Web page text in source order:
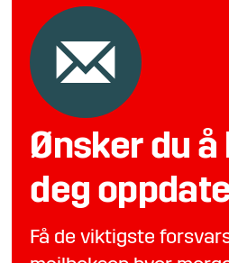
Ønsker du å
deg
Få de viktigste